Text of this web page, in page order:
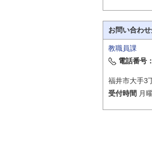
お問い合わ
教職員課
電話番号：
福井市大手3
受付時間 月